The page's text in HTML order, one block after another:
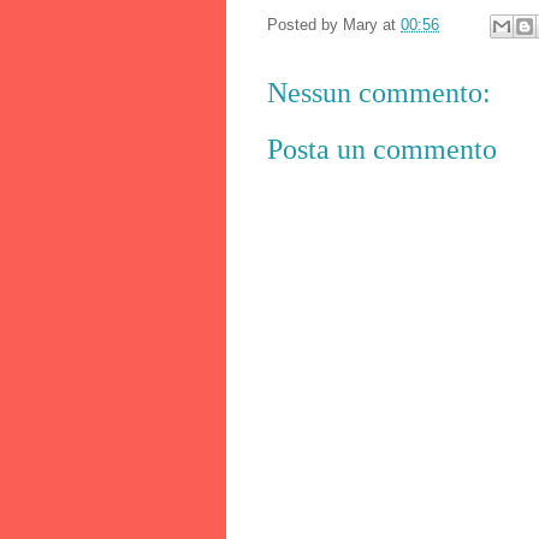
Posted by Mary at 00:56
Nessun commento:
Posta un commento